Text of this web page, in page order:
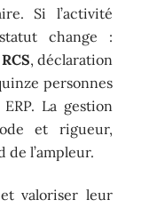
Si l’activité
change :
RCS, déclaration
personnes
La gestion
et rigueur,
de l’ampleur.
valoriser leur